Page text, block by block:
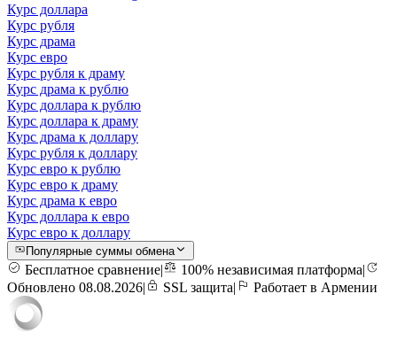
Курс доллара
Курс рубля
Курс драма
Курс евро
Курс рубля к драму
Курс драма к рублю
Курс доллара к рублю
Курс доллара к драму
Курс драма к доллару
Курс рубля к доллару
Курс евро к рублю
Курс евро к драму
Курс драма к евро
Курс доллара к евро
Курс евро к доллару
Популярные суммы обмена
Бесплатное сравнение| 100% независимая платформа|
Обновлено 08.08.2026| SSL защита| Работает в Армении